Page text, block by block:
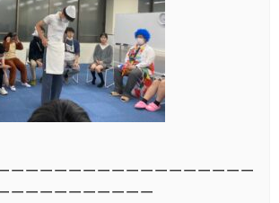
ーーーーーーーーーーーーーーーーー
ーーーーーーーーーー